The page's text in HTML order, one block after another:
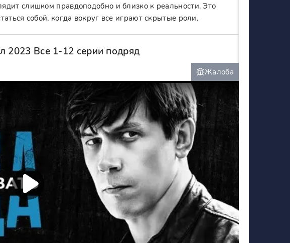
слишком правдоподобно и близко к реальности. Это
собой, когда вокруг все играют скрытые роли.
2023 Все 1-12 серии подряд
Жалоба